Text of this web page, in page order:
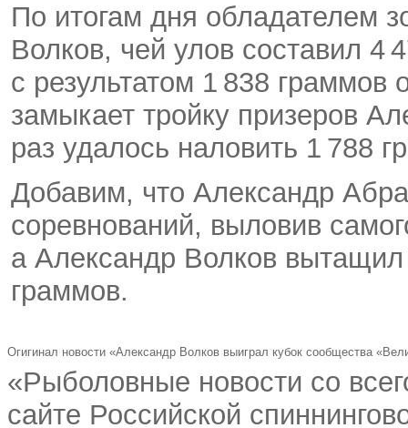
По итогам дня обладателем
Волков, чей улов составил 4
с результатом 1 838 граммов
замыкает тройку призеров
раз удалось наловить 1 788
Добавим, что Александр
соревнований, выловив
а Александр Волков
граммов.
Огигинал новости «Александр Волков выиграл кубок сообщества
«Рыболовные новости со
сайте Российской